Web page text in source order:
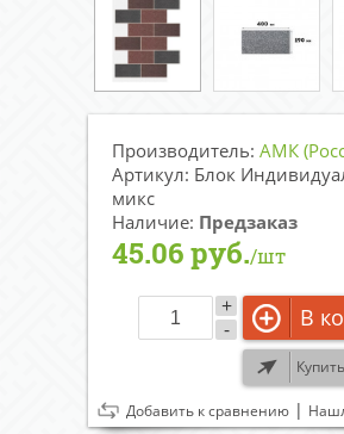
Производитель: АМК
Артикул: Блок
микс
Наличие: Предзаказ
45.06 руб./шт
-
+ В
Добавить к сравнению |